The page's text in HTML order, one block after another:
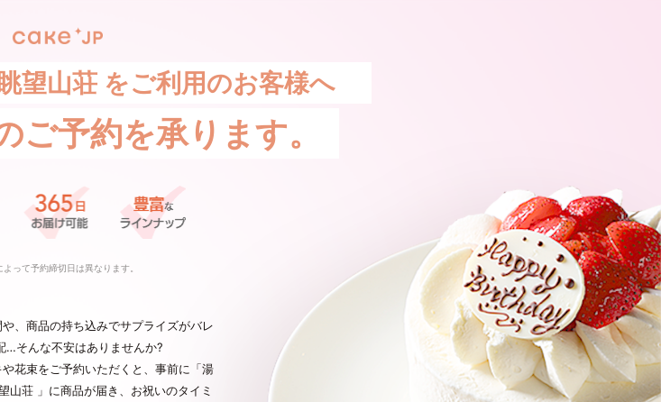
望山荘 をご利用のお客様へ
ご予約を承ります。
よって予約締切日は異なります。
、商品の持ち込みでサプライズがバレ
…そんな不安はありませんか?
花束をご予約いただくと、事前に「湯
山荘 」に商品が届き、お祝いのタイミ